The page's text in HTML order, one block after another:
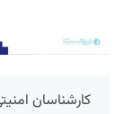
کارشناسان